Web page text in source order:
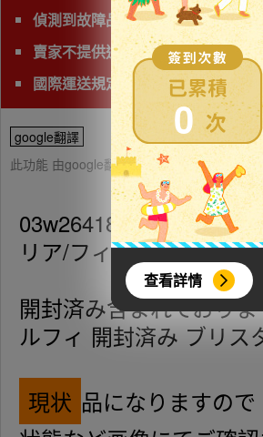
0
查看詳情
偵測到故障品(垃圾品)、有照片及
賣家不提供退貨賠償等責任
國際運送規定電池為危險物品，無
google翻譯
此功能 由google翻譯提供參考，樂淘不保
03w26418/【3点セット
リア/フィギュア
開封済み含まれており
ルフィ 開封済み ブリス
現状 品になりますので